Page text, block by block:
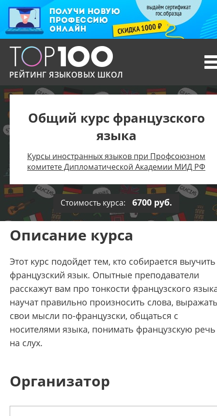
РЕЙТИНГ ЯЗЫКОВЫХ ШКОЛ
Общий курс французского
языка
Курсы иностранных языков при Профсоюзном
комитете Дипломатической Академии МИД РФ
Стоимость курса: 6700 руб.
Описание курса
Этот курс подойдет тем, кто собирается выучить
французский язык. Опытные преподаватели
расскажут вам про тонкости французского
научат правильно произносить слова,
свои мысли по-французски, общаться с
носителями языка, понимать французскую речь
на слух.
Организатор